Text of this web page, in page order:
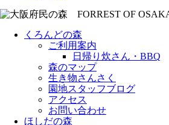
くろんどの森
ご利用案内
日帰り炊さん・BBQ
森のマップ
生き物さんさく
園地スタッフブログ
アクセス
お問い合わせ
ほしだの森